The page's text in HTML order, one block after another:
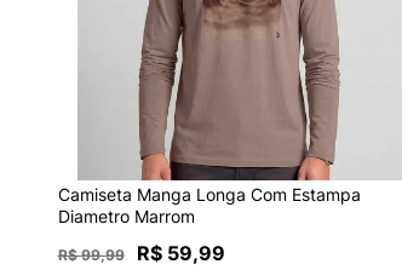
Camiseta Manga Longa Com Estampa
Diametro Marrom
R$ 99,99 R$ 59,99